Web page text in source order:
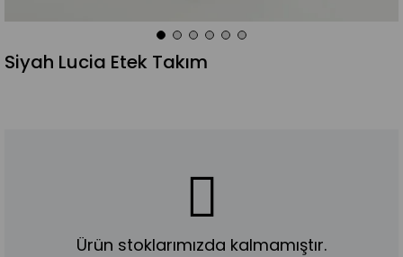
Siyah Lucia Etek Takım
Ürün stoklarımızda kalmamıştır.